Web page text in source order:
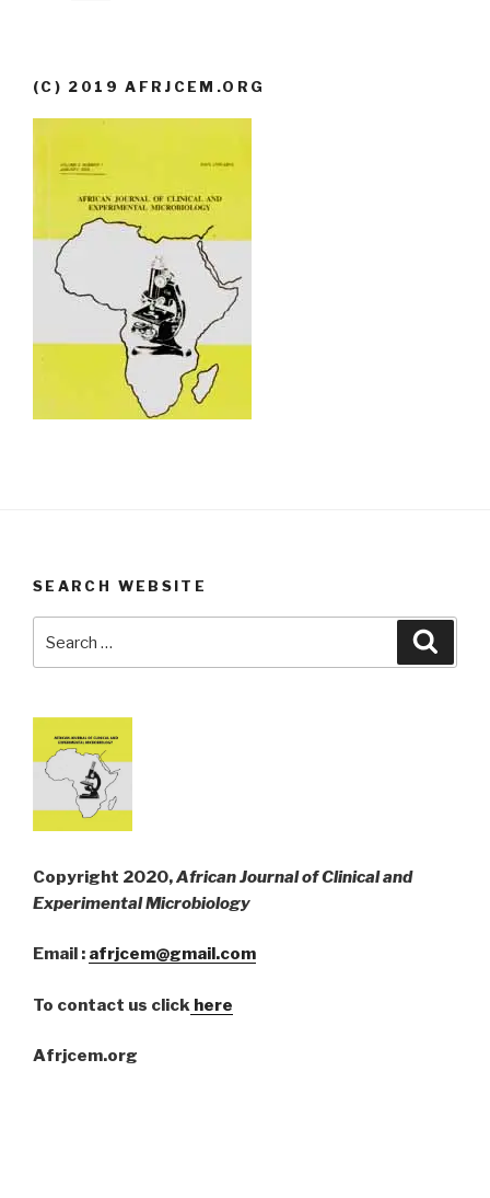
(C) 2019 AFRJCEM.ORG
SEARCH WEBSITE
for:
Copyright 2020,African Journal of Clinical and
Experimental Microbiology
Email : afrjcem@gmail.com
To contact us click here
Afrjcem.org